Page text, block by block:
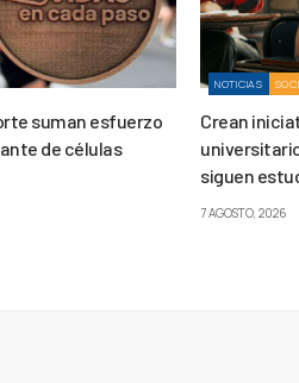
suman esfuerzo
de células
NOTICIAS
Crean
siguen
7 AGOSTO, 2026